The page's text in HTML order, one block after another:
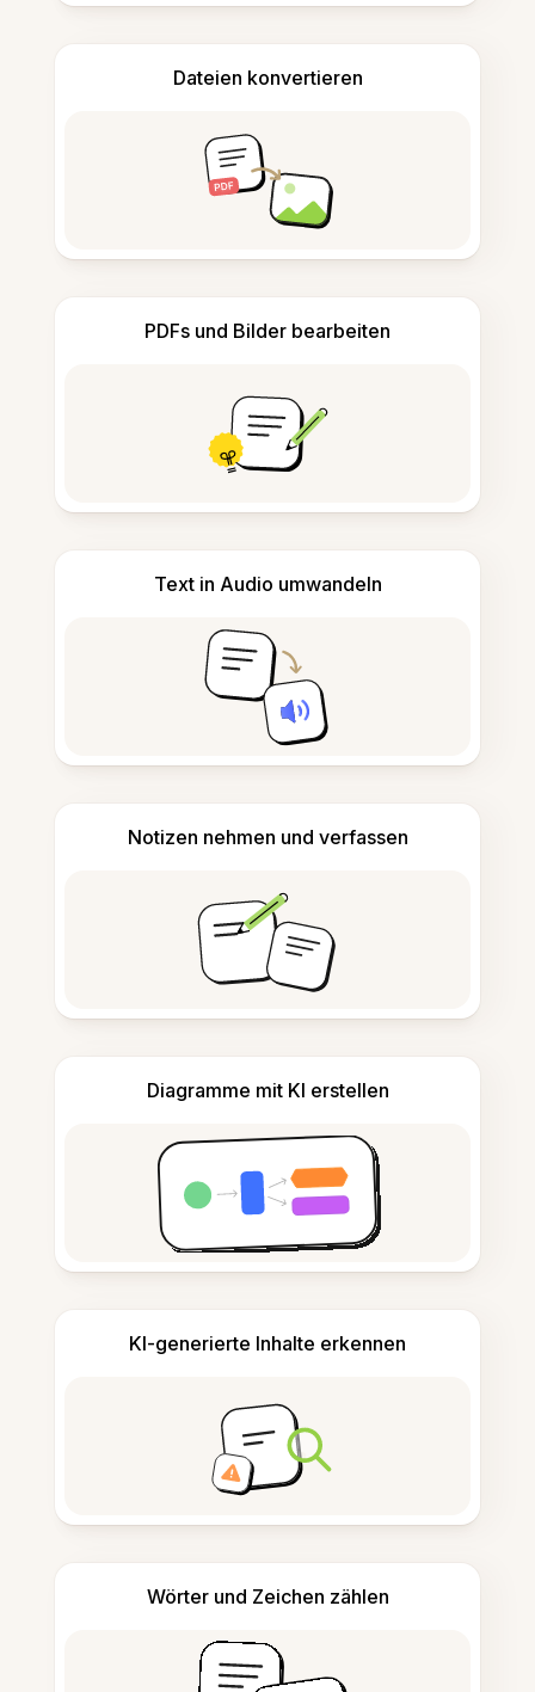
Dateien konvertieren
PDFs und Bilder bearbeiten
Text in Audio umwandeln
Notizen nehmen und verfassen
Diagramme mit KI erstellen
KI-generierte Inhalte erkennen
Wörter und Zeichen zählen